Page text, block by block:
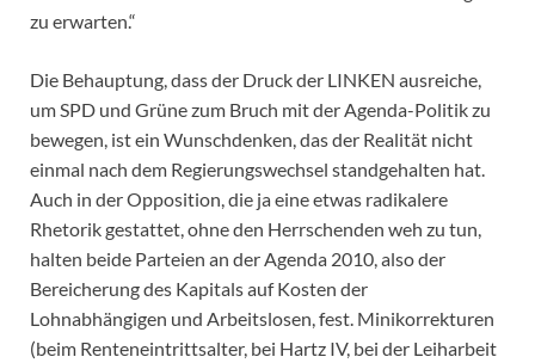
zu erwarten.“
Die Behauptung, dass der Druck der LINKEN ausreiche,
um SPD und Grüne zum Bruch mit der Agenda-Politik zu
bewegen, ist ein Wunschdenken, das der Realität nicht
einmal nach dem Regierungswechsel standgehalten hat.
Auch in der Opposition, die ja eine etwas radikalere
Rhetorik gestattet, ohne den Herrschenden weh zu tun,
halten beide Parteien an der Agenda 2010, also der
Bereicherung des Kapitals auf Kosten der
Lohnabhängigen und Arbeitslosen, fest. Minikorrekturen
(beim Renteneintrittsalter, bei Hartz IV, bei der Leiharbeit